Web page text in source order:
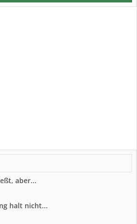
aber...
halt nicht...